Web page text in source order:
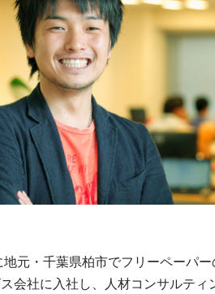
元・千葉県柏市でフリーペーパ
会社に入社し、人材コンサルティ